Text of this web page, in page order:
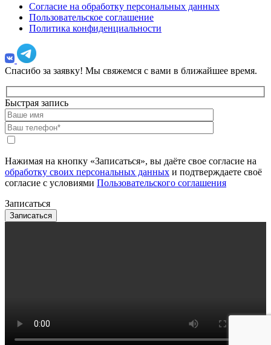
Согласие на обработку персональных данных
Пользовательское соглашение
Политика конфиденциальности
Спасибо за заявку! Мы свяжемся с вами в ближайшее время.
Быстрая запись
Нажимая на кнопку «Записаться», вы даёте свое согласие на
обработку своих персональных данных и подтверждаете своё
согласие с условиями Пользовательского соглашения
Записаться